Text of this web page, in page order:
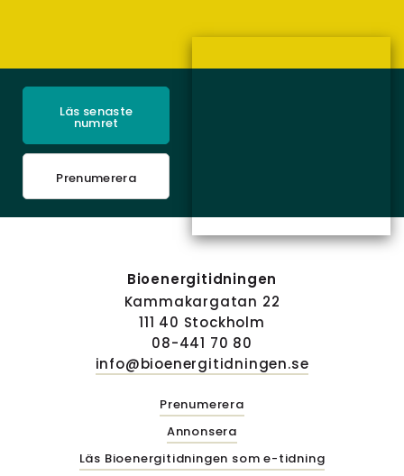
Läs senaste
numret
Prenumerera
Bioenergitidningen
Kammakargatan 22
111 40 Stockholm
08-441 70 80
info@bioenergitidningen.se
Prenumerera
Annonsera
Läs Bioenergitidningen som e-tidning